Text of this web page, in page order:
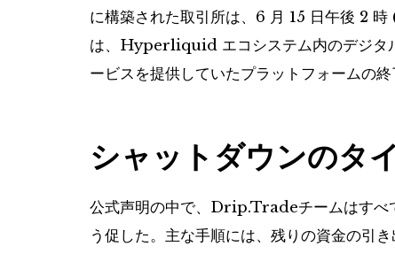
に構築された取引所は、6 月 15 日午後 2
は、Hyperliquid エコシステム内のデジタ
ービスを提供していたプラットフォームの終
シャットダウンのタ
公式声明の中で、Drip.Tradeチームはすべ
う促した。主な手順には、残りの資金の引